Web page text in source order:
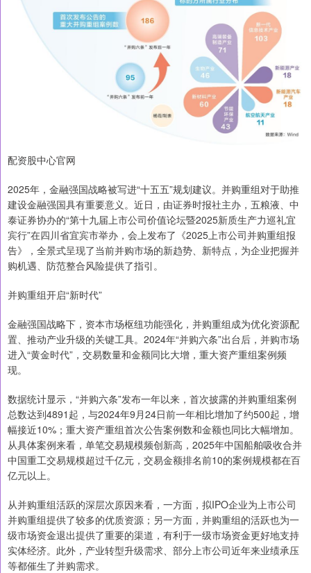
配资股中心官网
2025年，金融强国战略被写进“十五五”规划建议。并购重组对于助推
建设金融强国具有重要意义。近日，由证券时报社主办，五粮液、中
泰证券协办的“第十九届上市公司价值论坛暨2025新质生产力巡礼宜
宾行”在四川省宜宾市举办，会上发布了《2025上市公司并购重组报
告》，全景式呈现了当前并购市场的新趋势、新特点，为企业把握并
购机遇、防范整合风险提供了指引。
并购重组开启“新时代”
金融强国战略下，资本市场枢纽功能强化，并购重组成为优化资源配
置、推动产业升级的关键工具。2024年“并购六条”出台后，并购市场
进入“黄金时代”，交易数量和金额同比大增，重大资产重组案例频
现。
数据统计显示，“并购六条”发布一年以来，首次披露的并购重组案例
总数达到4891起，与2024年9月24日前一年相比增加了约500起，增
幅接近10%；重大资产重组首次公告案例数和金额也同比大幅增加。
从具体案例来看，单笔交易规模频创新高，2025年中国船舶吸收合并
中国重工交易规模超过千亿元，交易金额排名前10的案例规模都在百
亿元以上。
从并购重组活跃的深层次原因来看，一方面，拟IPO企业为上市公司
并购重组提供了较多的优质资源；另一方面，并购重组的活跃也为一
级市场资金退出提供了重要的渠道，有利于一级市场资金更好地支持
实体经济。此外，产业转型升级需求、部分上市公司近年来业绩承压
等都催生了并购需求。